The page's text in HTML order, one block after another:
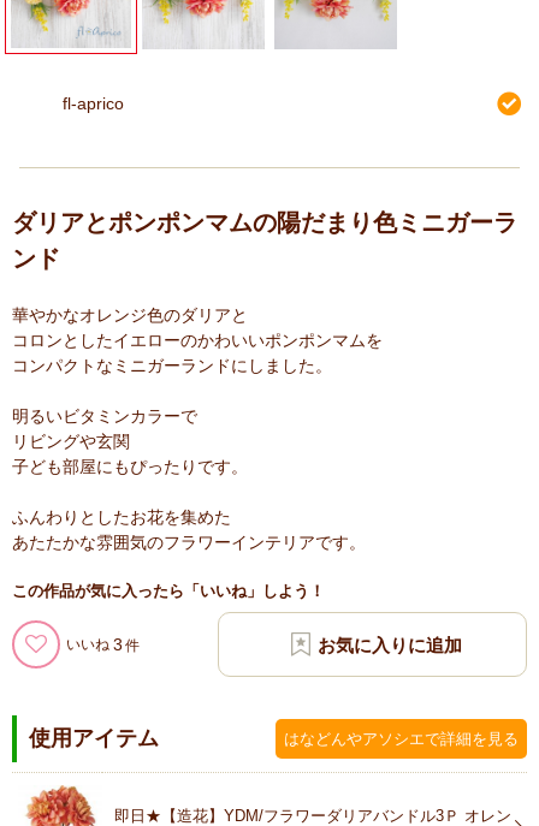
fl-aprico
ダリアとポンポンマムの陽だまり色ミニガーラ
ンド
華やかなオレンジ色のダリアと
コロンとしたイエローのかわいいポンポンマムを
コンパクトなミニガーランドにしました。
明るいビタミンカラーで
リビングや玄関
子ども部屋にもぴったりです。
ふんわりとしたお花を集めた
あたたかな雰囲気のフラワーインテリアです。
この作品が気に入ったら「いいね」しよう！
いいね 3
使用アイテム はなどんやアソシエで詳細を見る
即日★【造花】YDM/フラワーダリアバンドル3Ｐ オレン